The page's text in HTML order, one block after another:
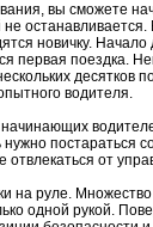
вы сможете
новичку.
первая поездка.
десятков
водителя.
постараться
отвлекаться от
на руле.
одной рукой.